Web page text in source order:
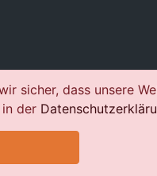
sicher, dass unsere
der